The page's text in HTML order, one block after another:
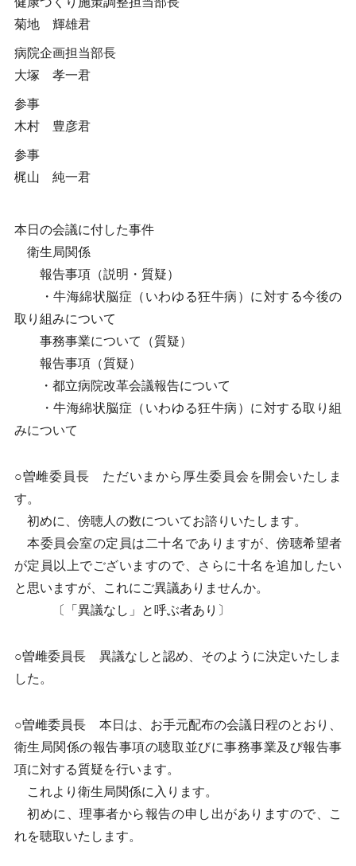
菊地 輝雄君
病院企画担当部長
大塚 孝一君
参事
木村 豊彦君
参事
梶山 純一君
本日の会議に付した事件
衛生局関係
報告事項（説明・質疑）
・牛海綿状脳症（いわゆる狂牛病）に対する今後の
取り組みについて
事務事業について（質疑）
報告事項（質疑）
・都立病院改革会議報告について
・牛海綿状脳症（いわゆる狂牛病）に対する取り組
みについて
○曽雌委員長 ただいまから厚生委員会を開会いたしま
す。
初めに、傍聴人の数についてお諮りいたします。
本委員会室の定員は二十名でありますが、傍聴希望者
が定員以上でございますので、さらに十名を追加したい
と思いますが、これにご異議ありませんか。
〔「異議なし」と呼ぶ者あり〕
○曽雌委員長 異議なしと認め、そのように決定いたしま
した。
○曽雌委員長 本日は、お手元配布の会議日程のとおり、
衛生局関係の報告事項の聴取並びに事務事業及び報告事
項に対する質疑を行います。
これより衛生局関係に入ります。
初めに、理事者から報告の申し出がありますので、こ
れを聴取いたします。